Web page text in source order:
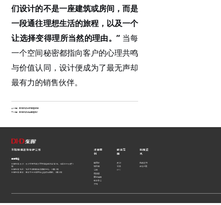
们设计的不是一座建筑或房间，而是
一段通往理想生活的旅程，以及一个
让选择变得理所当然的理由。” 当每
一个空间秘密都指向客户的心理共鸣
与价值认同，设计便成为了最无声却
最有力的销售伙伴。
上一篇： 售楼部设计最重要的事
下一篇： 售楼部设计还重要吗？
东晖联建装饰有限公司
服务地址
东晖联建.长沙：长沙市雨花区万家丽南路总部基地7栋，和立东升大厦9
楼
东晖联建.北京：北京市朝阳区远洋国际中心，D座21楼
东晖联建.西安：西安市未央区凤城七路正尚国际，C座18楼
项目案
例
售楼部
样板间
公区
精装房
康养空间
总部办公
大宅
服务范
围
设计
软装
EPC
新闻资
讯
作品发布
行业干货